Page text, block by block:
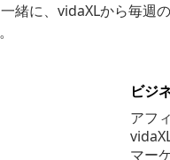
緒に、vidaXLから毎週
ビジ
アフ
マー